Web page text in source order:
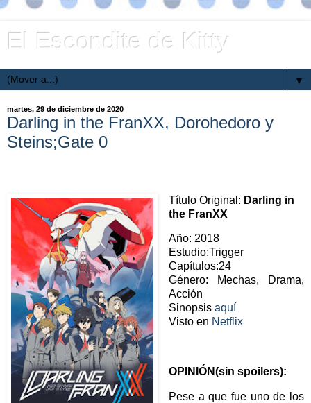
El Escondite de Kitty
▼
martes, 29 de diciembre de 2020
Darling in the FranXX, Dorohedoro y
Steins;Gate 0
Título Original: Darling in
the FranXX
Año: 2018
Estudio:Trigger
Capítulos:24
Género: Mechas, Drama,
Acción
Sinopsis aquí
Visto en Netflix
OPINIÓN(sin spoilers):
Pese a que fue uno de los